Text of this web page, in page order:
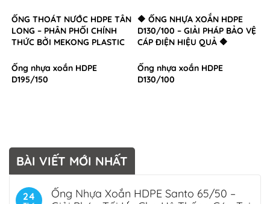
ỐNG THOÁT NƯỚC HDPE TÂN
LONG – PHÂN PHỐI CHÍNH
THỨC BỞI MEKONG PLASTIC
🔶 ỐNG NHỰA XOẮN HDPE
D130/100 – GIẢI PHÁP BẢO VỆ
CÁP ĐIỆN HIỆU QUẢ 🔶
Ống nhựa xoắn HDPE
D195/150
Ống nhựa xoắn HDPE
D130/100
BÀI VIẾT MỚI NHẤT
24
Ống Nhựa Xoắn HDPE Santo 65/50 –